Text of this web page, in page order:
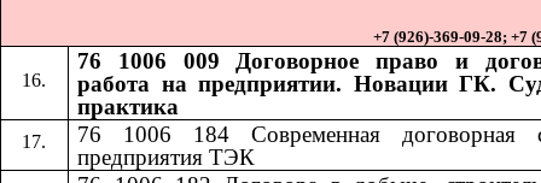
+7 (926)-369-09-28; +7
76 1006 009 Договорное право и
работа на предприятии. Новации ГК.
практика
76 1006 184​​ Современная договорная
предприятия ТЭК